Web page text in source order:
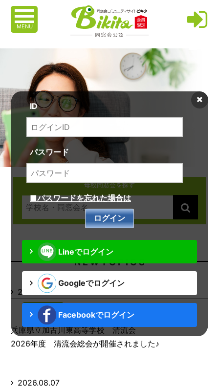
MENU
ID
パスワード
■パスワードを忘れた場合は
Lineでログイン
Googleでログイン
Facebookでログイン
母校同窓会を探す
N E W T O P I C S
2026.08.07
お知らせ
兵庫県立加古川東高等学校 清流会
2026年度 清流会総会が開催されました♪
2026.08.07